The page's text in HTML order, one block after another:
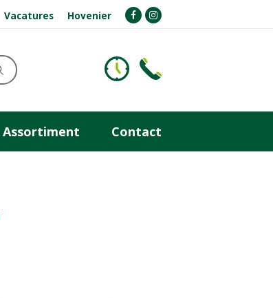
Vacatures Hovenier
Assortiment Contact